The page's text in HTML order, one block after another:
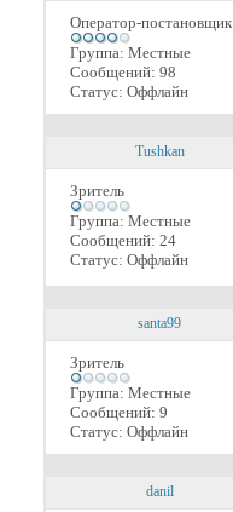
Оператор-постановщик
Группа: Местные
Сообщений: 98
Статус: Оффлайн
Tushkan
Зритель
Группа: Местные
Сообщений: 24
Статус: Оффлайн
santa99
Зритель
Группа: Местные
Сообщений: 9
Статус: Оффлайн
danil